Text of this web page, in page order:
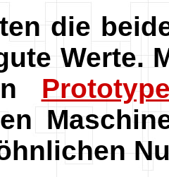
die
Werte.